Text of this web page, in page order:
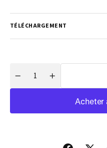
TÉLÉCHARGEMENT
Réduire
Quantité
Augmenter